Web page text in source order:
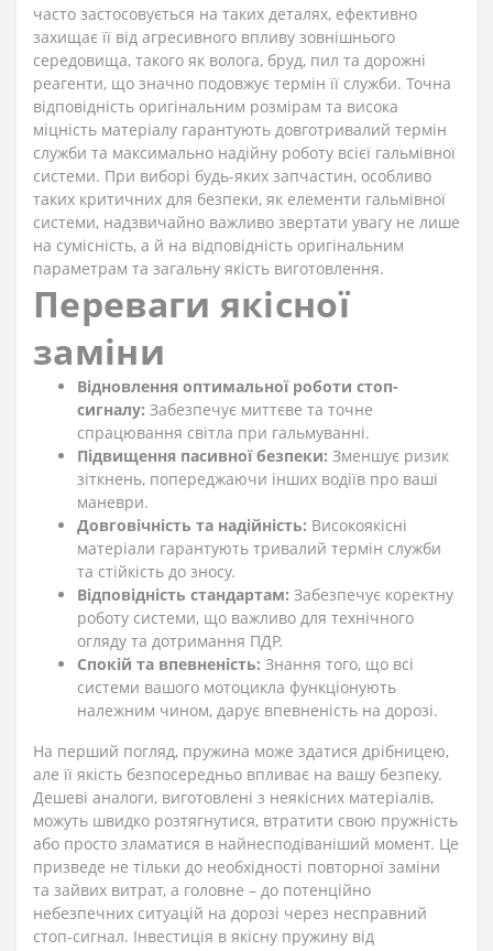
часто застосовується на таких деталях, ефективно
захищає її від агресивного впливу зовнішнього
середовища, такого як волога, бруд, пил та дорожні
реагенти, що значно подовжує термін її служби. Точна
відповідність оригінальним розмірам та висока
міцність матеріалу гарантують довготривалий термін
служби та максимально надійну роботу всієї гальмівної
системи. При виборі будь-яких запчастин, особливо
таких критичних для безпеки, як елементи гальмівної
системи, надзвичайно важливо звертати увагу не лише
на сумісність, а й на відповідність оригінальним
параметрам та загальну якість виготовлення.
Переваги якісної
заміни
Відновлення оптимальної роботи стоп-
сигналу: Забезпечує миттєве та точне
спрацювання світла при гальмуванні.
Підвищення пасивної безпеки: Зменшує ризик
зіткнень, попереджаючи інших водіїв про ваші
маневри.
Довговічність та надійність: Високоякісні
матеріали гарантують тривалий термін служби
та стійкість до зносу.
Відповідність стандартам: Забезпечує коректну
роботу системи, що важливо для технічного
огляду та дотримання ПДР.
Спокій та впевненість: Знання того, що всі
системи вашого мотоцикла функціонують
належним чином, дарує впевненість на дорозі.
На перший погляд, пружина може здатися дрібницею,
але її якість безпосередньо впливає на вашу безпеку.
Дешеві аналоги, виготовлені з неякісних матеріалів,
можуть швидко розтягнутися, втратити свою пружність
або просто зламатися в найнесподіваніший момент. Це
призведе не тільки до необхідності повторної заміни
та зайвих витрат, а головне – до потенційно
небезпечних ситуацій на дорозі через несправний
стоп-сигнал. Інвестиція в якісну пружину від